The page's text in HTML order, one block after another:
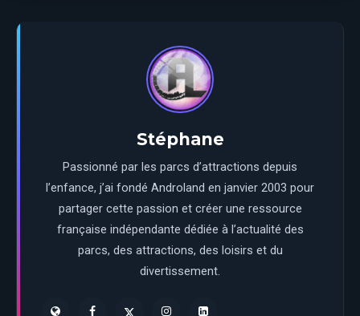
Stéphane
Passionné par les parcs d’attractions depuis
l’enfance, j’ai fondé Androland en janvier 2003 pour
partager cette passion et créer une ressource
française indépendante dédiée à l’actualité des
parcs, des attractions, des loisirs et du
divertissement.